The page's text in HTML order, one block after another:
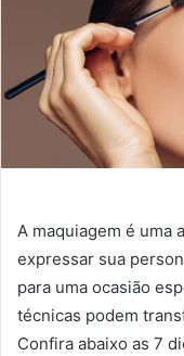
A maquiagem é uma
expressar sua
para uma ocasião
técnicas podem
Confira abaixo as 7